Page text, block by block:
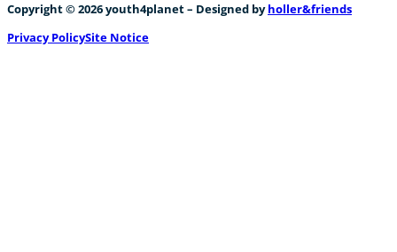
Copyright © 2026 youth4planet – Designed byholler&friends
Privacy PolicySite Notice